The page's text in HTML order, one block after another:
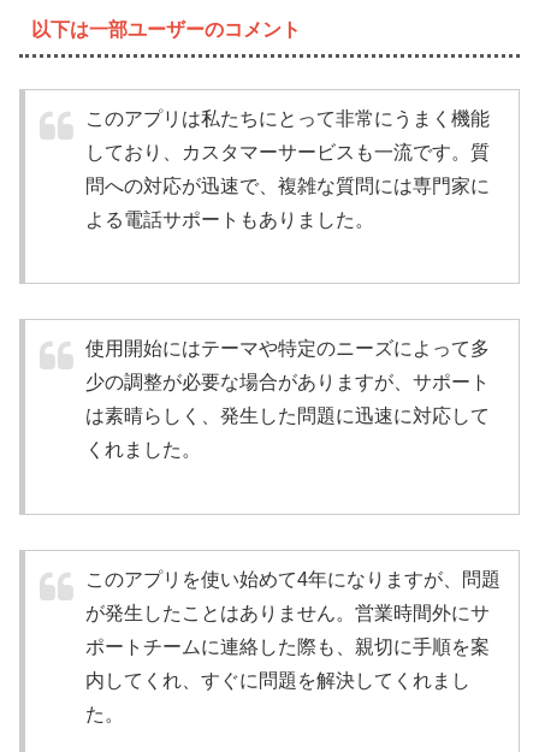
以下は一部ユーザーのコメント
このアプリは私たちにとって非常にうまく機能
しており、カスタマーサービスも一流です。質
問への対応が迅速で、複雑な質問には専門家に
よる電話サポートもありました。
使用開始にはテーマや特定のニーズによって多
少の調整が必要な場合がありますが、サポート
は素晴らしく、発生した問題に迅速に対応して
くれました。
このアプリを使い始めて4年になりますが、問題
が発生したことはありません。営業時間外にサ
ポートチームに連絡した際も、親切に手順を案
内してくれ、すぐに問題を解決してくれまし
た。